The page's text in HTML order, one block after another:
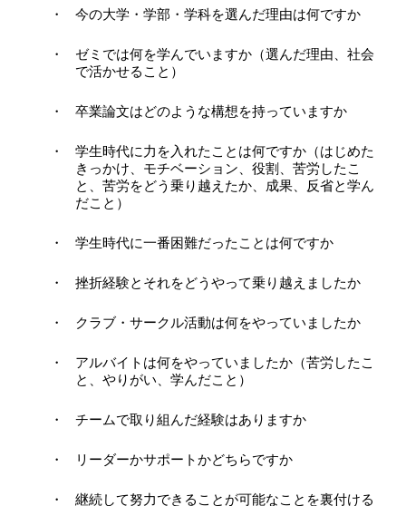
今の大学・学部・学科を選んだ理由は何ですか
ゼミでは何を学んでいますか（選んだ理由、社会
で活かせること）
卒業論文はどのような構想を持っていますか
学生時代に力を入れたことは何ですか（はじめた
きっかけ、モチベーション、役割、苦労したこ
と、苦労をどう乗り越えたか、成果、反省と学ん
だこと）
学生時代に一番困難だったことは何ですか
挫折経験とそれをどうやって乗り越えましたか
クラブ・サークル活動は何をやっていましたか
アルバイトは何をやっていましたか（苦労したこ
と、やりがい、学んだこと）
チームで取り組んだ経験はありますか
リーダーかサポートかどちらですか
継続して努力できることが可能なことを裏付ける